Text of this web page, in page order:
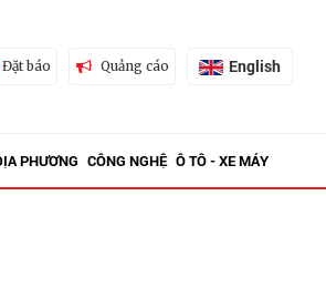
Đặt báo Quảng cáo English
PHƯƠNG CÔNG NGHỆ Ô TÔ - XE MÁY